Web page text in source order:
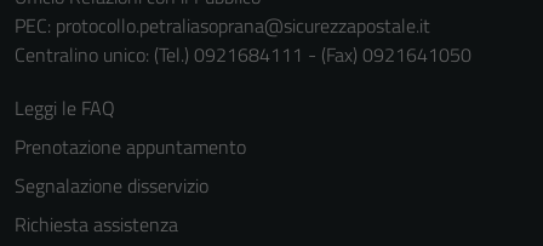
PEC: protocollo.petraliasoprana@sicurezzapostale.it
Centralino unico: (Tel.) 0921684111 - (Fax) 0921641050
Leggi le FAQ
Prenotazione appuntamento
Segnalazione disservizio
Richiesta assistenza